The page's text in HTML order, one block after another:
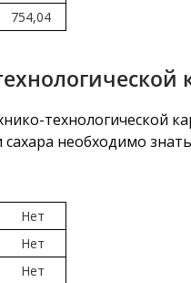
754,04
технологической
необходимо
Нет
Нет
Нет